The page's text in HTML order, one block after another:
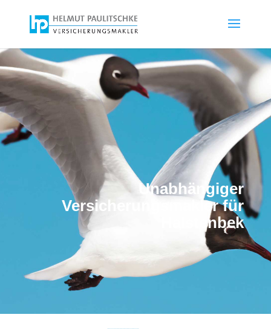
Unabhängiger
Versicherungsmakler für
Halstenbek